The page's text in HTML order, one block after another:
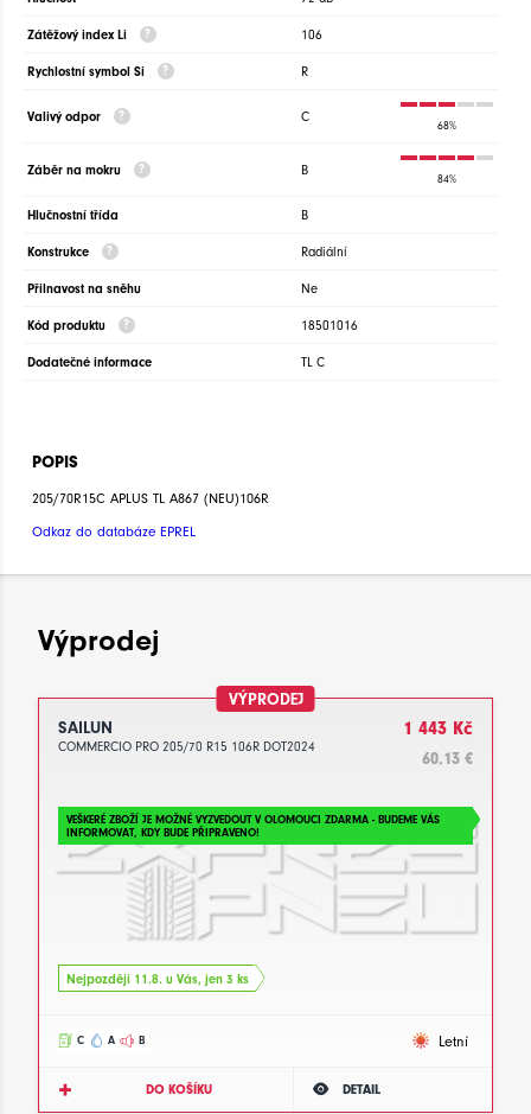
Zátěžový index Li 106
Rychlostní symbol Si R
Valivý odpor C
68%
Záběr na mokru B
84%
Hlučnostní třída B
Konstrukce Radiální
Přilnavost na sněhu Ne
Kód produktu 18501016
Dodatečné informace TL C
POPIS
205/70R15C APLUS TL A867 (NEU)106R
Odkaz do databáze EPREL
Výprodej
VÝPRODEJ
SAILUN
COMMERCIO PRO 205/70 R15 106R DOT2024
1 443 Kč
60.13 €
VEŠKERÉ ZBOŽÍ JE MOŽNÉ VYZVEDOUT V OLOMOUCI ZDARMA - BUDEME VÁS
INFORMOVAT, KDY BUDE PŘIPRAVENO!
Nejpozději 11.8. u Vás, jen 3 ks
C A B Letní
DO KOŠÍKU DETAIL